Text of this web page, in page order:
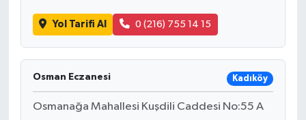
Yol Tarifi Al 0 (216) 755 14 15
Osman Eczanesi Kadıköy
Osmanağa Mahallesi Kuşdili Caddesi No:55 A